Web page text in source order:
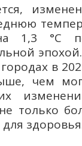
1,3 °C
в
чем
только